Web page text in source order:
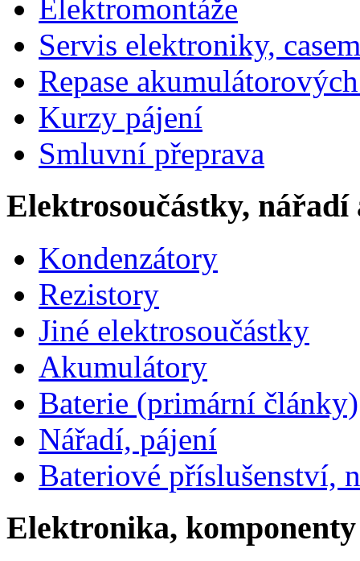
Elektromontáže
Servis elektroniky,
Repase
Kurzy pájení
Smluvní přeprava
Elektrosoučástky, nářadí
Kondenzátory
Rezistory
Jiné elektrosoučástky
Akumulátory
Baterie (primární články)
Nářadí, pájení
Bateriové příslušenství,
Elektronika, komponenty